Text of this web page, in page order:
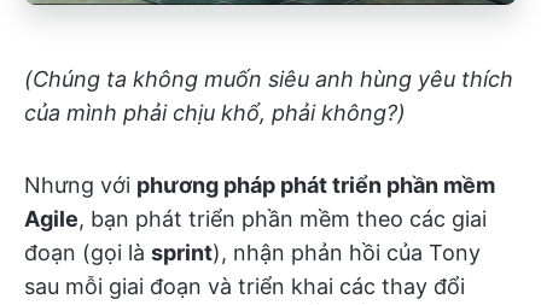
(Chúng ta không muốn siêu anh hùng yêu thích
của mình phải chịu khổ, phải không?)
Nhưng với phương pháp phát triển phần mềm
Agile, bạn phát triển phần mềm theo các giai
đoạn (gọi là sprint), nhận phản hồi của Tony
sau mỗi giai đoạn và triển khai các thay đổi